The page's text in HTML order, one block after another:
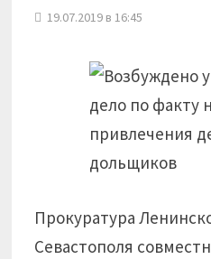
19.07.2019 в 16:45
Прокуратура
Севастополя